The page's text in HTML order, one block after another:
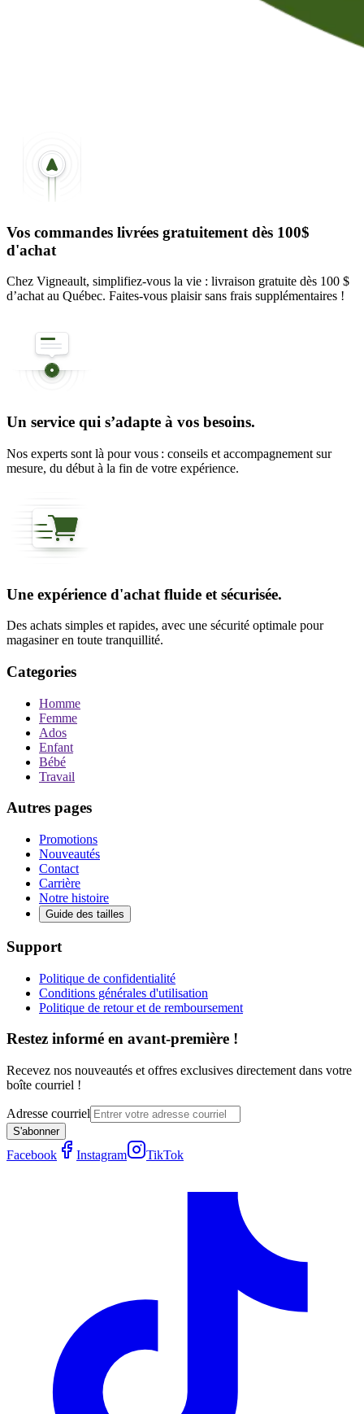
Vos commandes livrées gratuitement dès 100$
d'achat
Chez Vigneault, simplifiez-vous la vie : livraison gratuite dès 100 $
d’achat au Québec. Faites-vous plaisir sans frais supplémentaires !
Un service qui s’adapte à vos besoins.
Nos experts sont là pour vous : conseils et accompagnement sur
mesure, du début à la fin de votre expérience.
Une expérience d'achat fluide et sécurisée.
Des achats simples et rapides, avec une sécurité optimale pour
magasiner en toute tranquillité.
Categories
Homme
Femme
Ados
Enfant
Bébé
Travail
Autres pages
Promotions
Nouveautés
Contact
Carrière
Notre histoire
Guide des tailles
Support
Politique de confidentialité
Conditions générales d'utilisation
Politique de retour et de remboursement
Restez informé en avant-première !
Recevez nos nouveautés et offres exclusives directement dans votre
boîte courriel !
Adresse courriel
S'abonner
Facebook Instagram TikTok